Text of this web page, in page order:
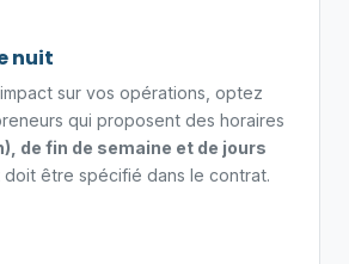
nuit
sur vos opérations, optez
qui proposent des horaires
de fin de semaine et de jours
doit être spécifié dans le contrat.